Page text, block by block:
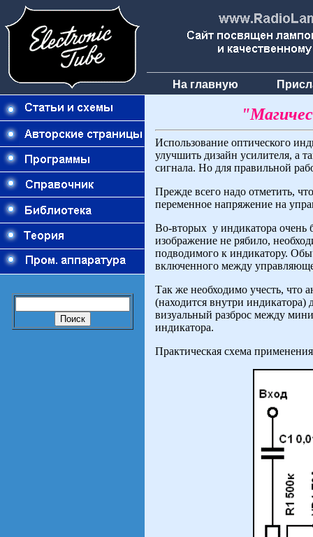
На главную
Использование оптического
улучшить дизайн усилителя, а
сигнала. Но для правильной
Прежде всего надо отметить,
переменное напряжение на
Во-вторых у индикатора очень
изображение не рябило,
подводимого к индикатору.
включенного между
Так же необходимо учесть, что
(находится внутри индикатора)
визуальный разброс между
индикатора.
Практическая схема